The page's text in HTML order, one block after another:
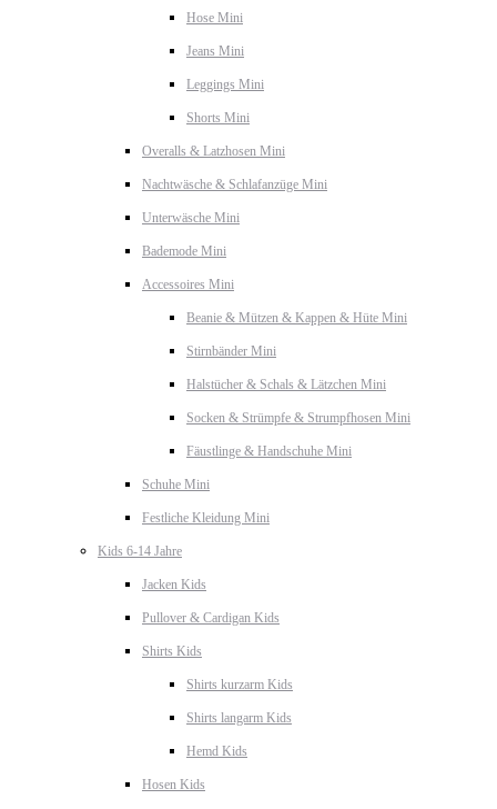
Hose Mini
Jeans Mini
Leggings Mini
Shorts Mini
Overalls & Latzhosen Mini
Nachtwäsche & Schlafanzüge Mini
Unterwäsche Mini
Bademode Mini
Accessoires Mini
Beanie & Mützen & Kappen & Hüte Mini
Stirnbänder Mini
Halstücher & Schals & Lätzchen Mini
Socken & Strümpfe & Strumpfhosen Mini
Fäustlinge & Handschuhe Mini
Schuhe Mini
Festliche Kleidung Mini
Kids 6-14 Jahre
Jacken Kids
Pullover & Cardigan Kids
Shirts Kids
Shirts kurzarm Kids
Shirts langarm Kids
Hemd Kids
Hosen Kids